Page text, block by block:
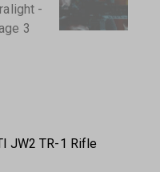
JW2 TR-1 Rifle